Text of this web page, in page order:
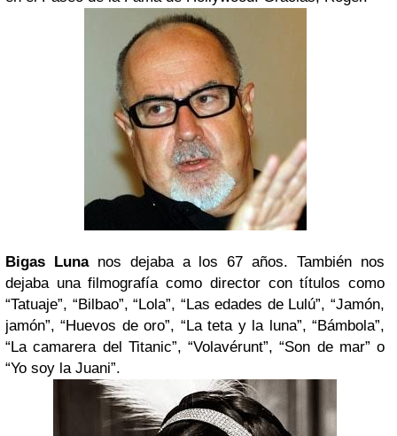
Bigas Lunanos dejaba a los 67 años. También nos
dejaba una filmografía como director con títulos como
“Tatuaje”, “Bilbao”, “Lola”, “Las edades de Lulú”, “Jamón,
jamón”, “Huevos de oro”, “La teta y la luna”, “Bámbola”,
“La camarera del Titanic”, “Volavérunt”, “Son de mar” o
“Yo soy la Juani”.